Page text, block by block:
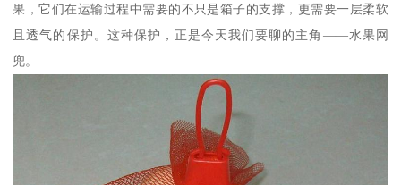
果，它们在运输过程中需要的不只是箱子的支撑，更需要一层柔软
且透气的保护。这种保护，正是今天我们要聊的主角——水果网
兜。